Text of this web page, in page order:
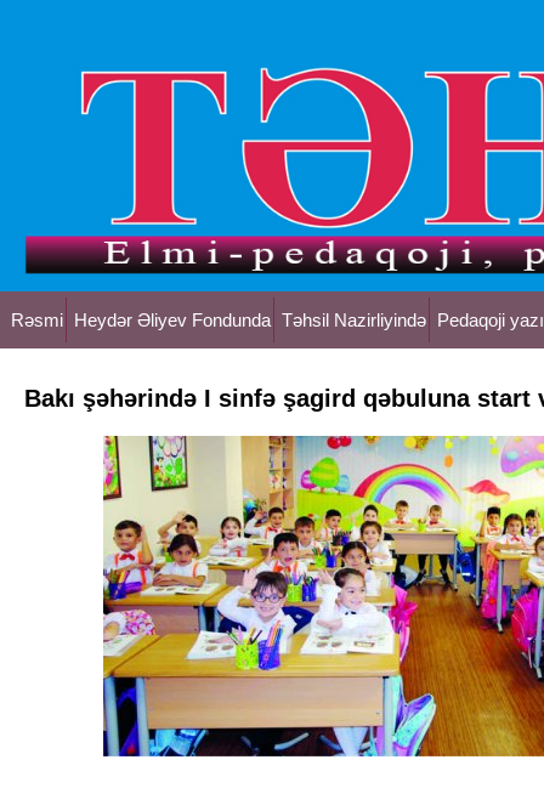
Rəsmi Heydər Əliyev Fondunda Təhsil Nazirliyində Pedaqoji
Bakı şəhərində I sinfə şagird qəbuluna start